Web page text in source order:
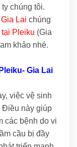
chúng tôi.
Lai chúng
tại Pleiku (Gia
khảo nhé.
Gia Lai
việc vệ sinh
Điều này giúp
các bệnh do vi
cầu bị đầy